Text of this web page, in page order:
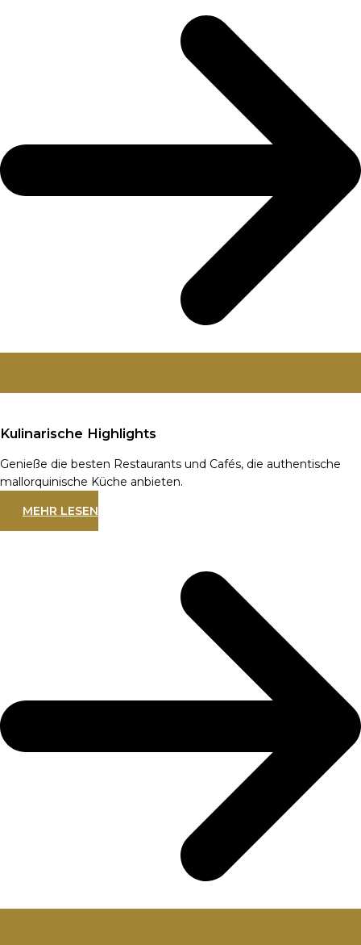
Kulinarische Highlights
Genieße die besten Restaurants und Cafés, die authentische
mallorquinische Küche anbieten.
MEHR LESEN